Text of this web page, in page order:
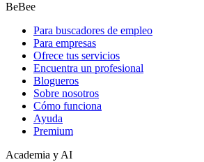
BeBee
Para buscadores de empleo
Para empresas
Ofrece tus servicios
Encuentra un profesional
Blogueros
Sobre nosotros
Cómo funciona
Ayuda
Premium
Academia y AI